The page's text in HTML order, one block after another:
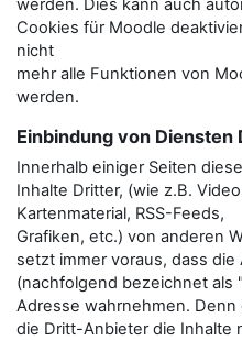
werden. Dies kann auch
Cookies für Moodle
nicht
mehr alle Funktionen von
werden.
Einbindung von Diensten
Innerhalb einiger Seiten
Inhalte Dritter, (wie z.B.
Kartenmaterial, RSS-Feeds,
Grafiken, etc.) von anderen
setzt immer voraus, dass
(nachfolgend bezeichnet als
Adresse wahrnehmen.
die Dritt-Anbieter die Inhalte